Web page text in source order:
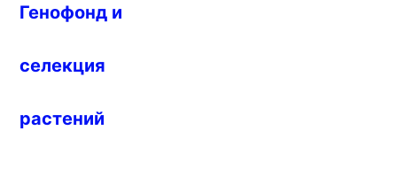
Генофонд и
селекция
растений